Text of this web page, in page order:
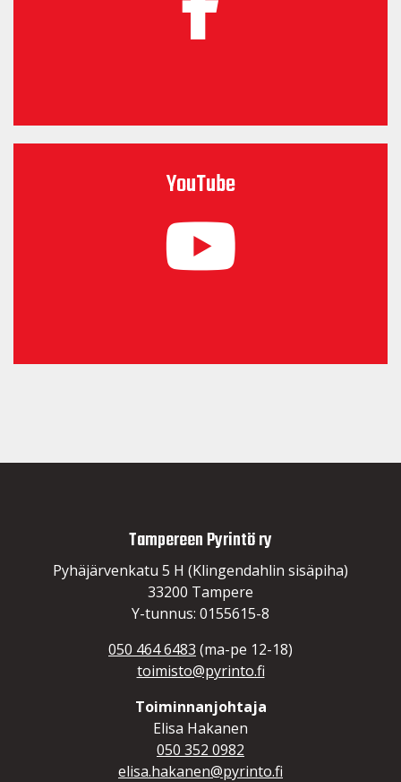
YouTube
Tampereen Pyrintö ry
Pyhäjärvenkatu 5 H (Klingendahlin sisäpiha)
33200 Tampere
Y-tunnus: 0155615-8
050 464 6483 (ma-pe 12-18)
toimisto@pyrinto.fi
Toiminnanjohtaja
Elisa Hakanen
050 352 0982
elisa.hakanen@pyrinto.fi